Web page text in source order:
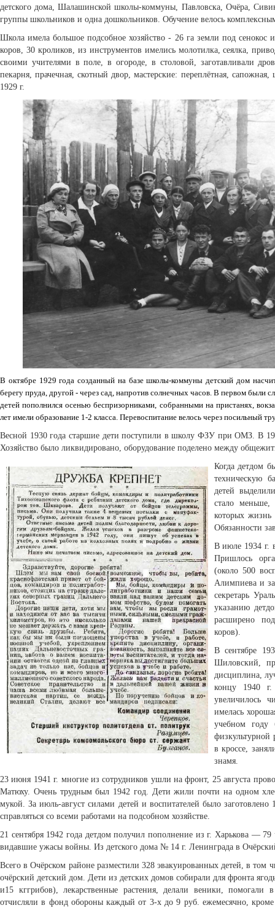
детского дома, Шалашинской школы-коммуны, Павловска, Очёра,
группы школьников и одна дошкольников. Обучение велось
Школа имела большое подсобное хозяйство - 26 га земли под
коров, 30 кроликов, из инструментов имелись молотилка, сеялка,
своими учителями в поле, в огороде, в столовой, заготавливали
пекарня, прачечная, скотный двор, мастерские: переплётная,
1929 г.
В октябре 1929 года созданный на базе школы-коммуны детский дом
берегу пруда, другой - через сад, напротив солнечных часов. В первом были
детей пополнился осенью беспризорниками, собранными на пристанях,
лет имели образование 1-2 класса. Перевоспитание велось через посильный
Весной 1930 года старшие дети поступили в школу ФЗУ при ОМЗ. В
Хозяйство было ликвидировано, оборудование поделено между
Когда детдом
техническую
детей
стало меньше,
которых
Обязанности
В июле 1934 г.
Пришлось
(около 500
Алимпиева и
секретарь
указанию
расширено
коров).
В сентябре
Шиловский,
дисциплина,
концу 1940 г.
увеличилось
имелась
учебном году
физкультурной
в кроссе,
знамя.
23 июня 1941 г. многие из сотрудников ушли на фронт, 25 августа
Матюху. Очень трудным был 1942 год. Дети жили почти на одном
мукой. За июль-август силами детей и воспитателей было
справляться со всеми работами на подсобном хозяйстве.
21 сентября 1942 года детдом получил пополнение из г. Харькова —
видавшие ужасы войны. Из детского дома № 14 г. Ленинграда в
Всего в Очёрском районе разместили 328 эвакуированных детей, в том
очёрский детский дом. Дети из детских домов собирали для фронта
и15 кггрибов), лекарственные растения, делали веники, помогали
отчисляли в фонд обороны каждый от 3-х до 9 руб. ежемесячно,